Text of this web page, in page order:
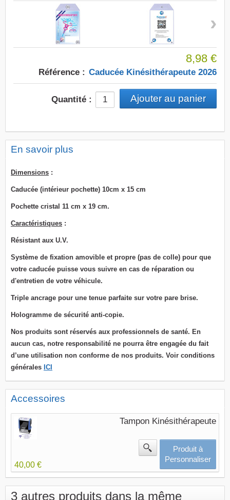
›
8,98 €
Référence : Caducée Kinésithérapeute 2026
Quantité :
En savoir plus
Dimensions :
Caducée (intérieur pochette) 10cm x 15 cm
Pochette cristal 11 cm x 19 cm.
Caractéristiques :
Résistant aux U.V.
Système de fixation amovible et propre (pas de colle) pour que
votre caducée puisse vous suivre en cas de réparation ou
d'entretien de votre véhicule.
Triple ancrage pour une tenue parfaite sur votre pare brise.
Hologramme de sécurité anti-copie.
Nos produits sont réservés aux professionnels de santé. En
aucun cas, notre responsabilité ne pourra être engagée du fait
d’une utilisation non conforme de nos produits. Voir conditions
générales ICI
Accessoires
Tampon Kinésithérapeute
40,00 €
Produit à
Personnaliser
3 autres produits dans la même